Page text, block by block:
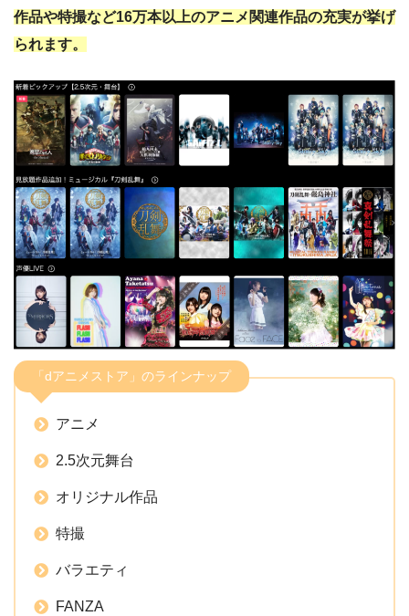
作品や特撮など16万本以上のアニメ関連作品の充実が挙げ
られます。
「dアニメストア」のラインナップ
アニメ
2.5次元舞台
オリジナル作品
特撮
バラエティ
FANZA